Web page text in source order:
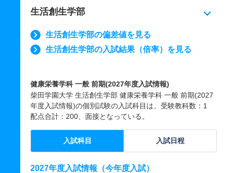
生活創生学部
生活創生学部の偏差値を見る
生活創生学部の入試結果（倍率）を見る
健康栄養学科 一般 前期(2027年度入試情報)
柴田学園大学 生活創生学部 健康栄養学科 一般 前期(2027
年度入試情報)の個別試験の入試科目は、受験教科数：1
配点合計：200、面接となっている。
入試科目 入試日程
2027年度入試情報（今年度入試）